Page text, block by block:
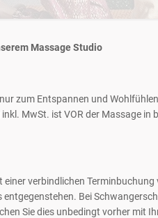
Massage Studio
zum Entspannen und
MwSt. ist VOR der Massage
verbindlichen
Bei
Sie dies unbedingt vorher